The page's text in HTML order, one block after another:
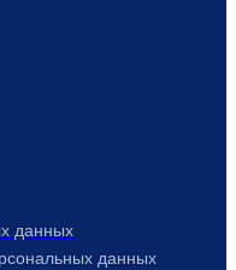
данных
данных